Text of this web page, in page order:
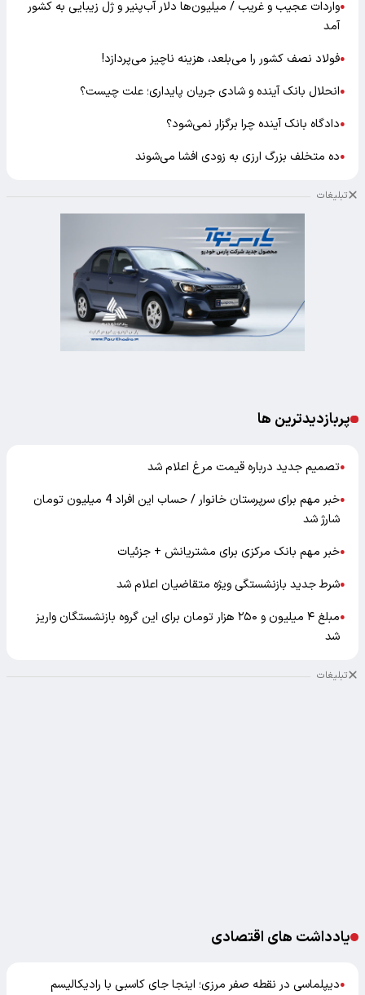
●واردات عجیب و غریب / میلیون‌ها دلار آب‌پنیر و ژل زیبایی به کشور
آمد
●فولاد نصف کشور را می‌بلعد، هزینه ناچیز می‌پردازد!
●انحلال بانک آینده و شادی جریان پایداری؛ علت چیست؟
●دادگاه بانک آینده چرا برگزار نمی‌شود؟
●ده متخلف بزرگ ارزی به زودی افشا می‌شوند
تبلیغات
پربازدیدترین ها
●تصمیم جدید درباره قیمت مرغ اعلام شد
●
خبر مهم برای سرپرستان خانوار / حساب این افراد 4 میلیون تومان
شارژ شد
●خبر مهم بانک مرکزی برای مشتریانش + جزئیات
●شرط جدید بازنشستگی ویژه متقاضیان اعلام شد
●
مبلغ ۴ میلیون و ۲۵۰ هزار تومان برای این گروه بازنشستگان واریز
شد
تبلیغات
یادداشت های اقتصادی
●دیپلماسی در نقطه صفر مرزی؛ اینجا جای کاسبی با رادیکالیسم